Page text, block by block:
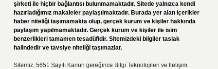
şirketi ile hiçbir bağlantısı bulunmamaktadır. Sitede yalnızca kendi
hazırladığımız makaleler paylaşılmaktadır. Burada yer alan içerikler
haber niteliği taşımamakta olup, gerçek kurum ve kişiler hakkında
paylaşım yapılmamaktadır. Gerçek kurum ve kişiler ile isim
benzerlikleri tamamen tesadüfidir. Sitemizdeki bilgiler taslak
halindedir ve tavsiye niteliği taşımazlar.
Sitemiz, 5651 Sayılı Kanun gereğince Bilgi Teknolojileri ve İletişim